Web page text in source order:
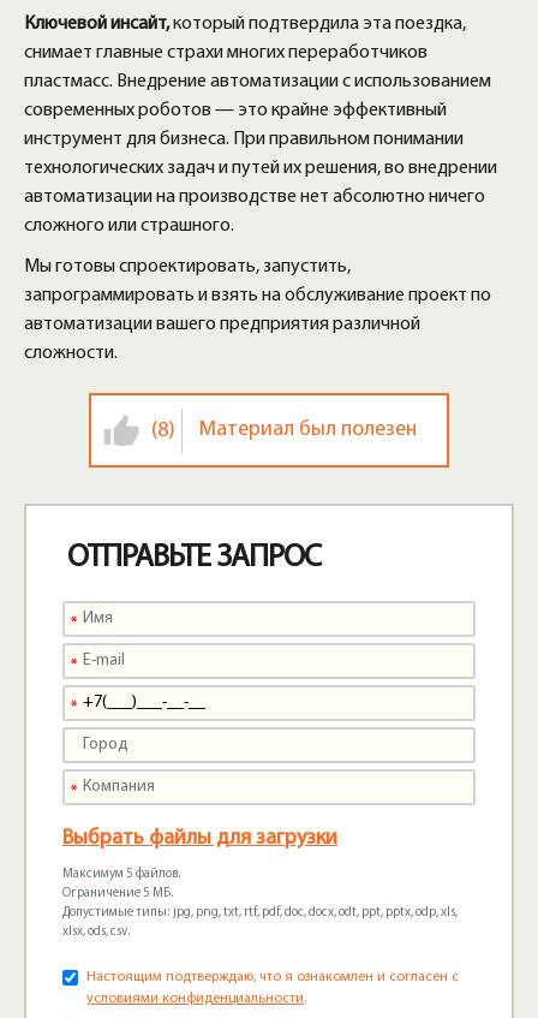
Ключевой инсайт,который подтвердила эта поездка,
снимает главные страхи многих переработчиков
пластмасс. Внедрение автоматизации с использованием
современных роботов — это крайне эффективный
инструмент для бизнеса. При правильном понимании
технологических задач и путей их решения, во внедрении
автоматизации на производстве нет абсолютно ничего
сложного или страшного.
Мы готовы спроектировать, запустить,
запрограммировать и взять на обслуживание проект по
автоматизации вашего предприятия различной
сложности.
(8) Материал был полезен
ОТПРАВЬТЕ ЗАПРОС
Выбрать файлы для загрузки
Максимум 5 файлов.
Ограничение 5 МБ.
Допустимые типы: jpg, png, txt, rtf, pdf, doc, docx, odt, ppt, pptx, odp, xls,
xlsx, ods, csv.
Настоящим подтверждаю, что я ознакомлен и согласен с
условиями конфиденциальности.